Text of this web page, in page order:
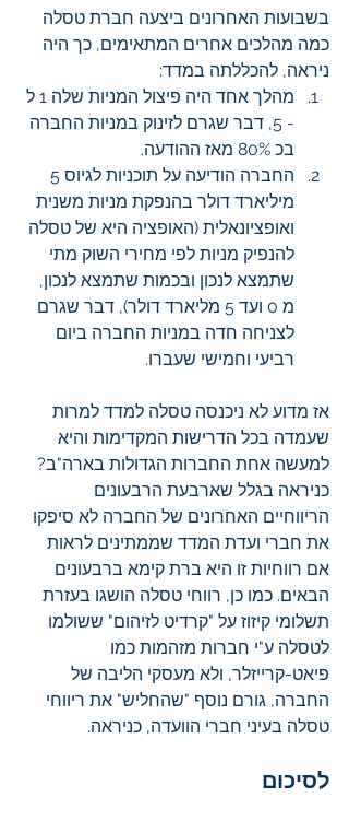
בשבועות האחרונים ביצעה חברת טסלה
כמה מהלכים אחרים המתאימים, כך היה
ניראה, להכללתה במדד:
מהלך אחד היה פיצול המניות שלה 1 ל
- 5, דבר שגרם לזינוק במניות החברה
בכ 80% מאז ההודעה.
מיליארד דולר בהנפקת מניות משנית
ואופציונאלית (האופציה היא של טסלה
להנפיק מניות לפי מחירי השוק מתי
שתמצא לנכון ובכמות שתמצא לנכון,
מ 0 ועד 5 מליארד דולר), דבר שגרם
לצניחה חדה במניות החברה ביום
רביעי וחמישי שעברו.
אז מדוע לא ניכנסה טסלה למדד למרות
שעמדה בכל הדרישות המקדימות והיא
למעשה אחת החברות הגדולות בארה"ב?
כניראה בגלל שארבעת הרבעונים
הריווחיים האחרונים של החברה לא סיפקו
את חברי ועדת המדד שממתינים לראות
אם רווחיות זו היא ברת קימא ברבעונים
הבאים. כמו כן, רווחי טסלה הושגו בעזרת
תשלומי קיזוז על "קרדיט לזיהום" ששולמו
לטסלה ע"י חברות מזהמות כמו
פיאט-קרייזלר, ולא מעסקי הליבה של
החברה, גורם נוסף "שהחליש" את ריווחי
טסלה בעיני חברי הוועדה, כניראה.
לסיכום